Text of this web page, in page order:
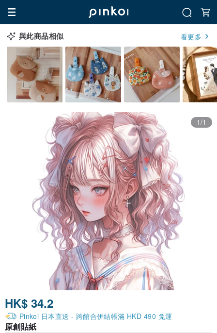
與此商品相似 看更多
1/1
HK$ 34.2
Pinkoi 日本直送 - 跨館合併結帳滿 HKD 490 免運
原創貼紙